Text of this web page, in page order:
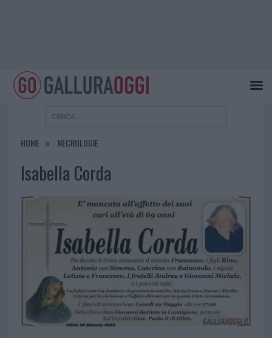
HOME NECROLOGIE
Isabella Corda